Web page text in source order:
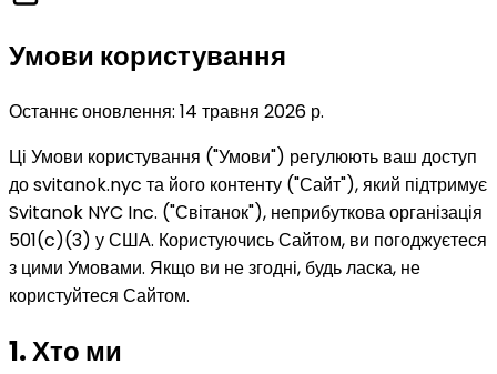
Умови користування
Останнє оновлення: 14 травня 2026 р.
Ці Умови користування ("Умови") регулюють ваш доступ
до svitanok.nyc та його контенту ("Сайт"), який підтримує
Svitanok NYC Inc. ("Світанок"), неприбуткова організація
501(c)(3) у США. Користуючись Сайтом, ви погоджуєтеся
з цими Умовами. Якщо ви не згодні, будь ласка, не
користуйтеся Сайтом.
1. Хто ми